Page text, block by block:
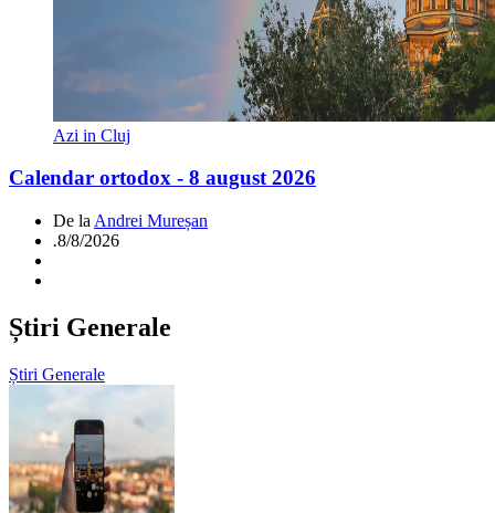
Azi in Cluj
Calendar ortodox - 8 august 2026
De la Andrei Mureșan
.8/8/2026
Știri Generale
Știri Generale